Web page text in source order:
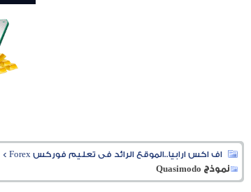
اف اكس ارابيا..الموقع الرائد فى تعليم فوركس Forex >
نموذج Quasimodo